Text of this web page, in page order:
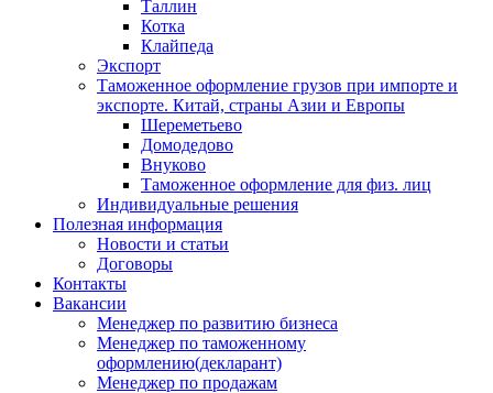
Таллин
Котка
Клайпеда
Экспорт
Таможенное оформление грузов при импорте и
экспорте. Китай, страны Азии и Европы
Шереметьево
Домодедово
Внуково
Таможенное оформление для физ. лиц
Индивидуальные решения
Полезная информация
Новости и статьи
Договоры
Контакты
Вакансии
Менеджер по развитию бизнеса
Менеджер по таможенному
оформлению(декларант)
Менеджер по продажам